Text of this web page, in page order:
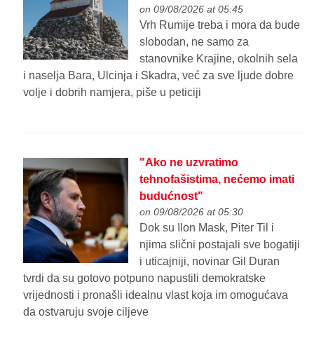
on 09/08/2026 at 05:45
Vrh Rumije treba i mora da bude
slobodan, ne samo za
stanovnike Krajine, okolnih sela
i naselja Bara, Ulcinja i Skadra, već za sve ljude dobre
volje i dobrih namjera, piše u peticiji
"Ako ne uzvratimo
tehnofašistima, nećemo imati
budućnost"
on 09/08/2026 at 05:30
Dok su Ilon Mask, Piter Til i
njima slični postajali sve bogatiji
i uticajniji, novinar Gil Duran
tvrdi da su gotovo potpuno napustili demokratske
vrijednosti i pronašli idealnu vlast koja im omogućava
da ostvaruju svoje ciljeve